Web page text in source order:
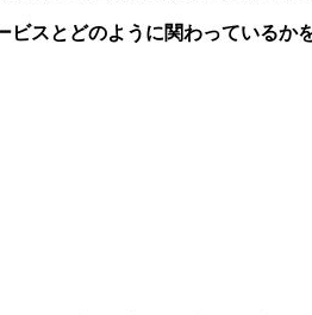
スとどのように関わっている